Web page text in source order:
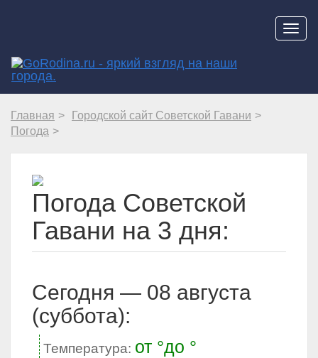
Главная
Городской сайт Советской Гавани
Погода
Погода Советской
Гавани на 3 дня:
Cегодня — 08 августа
(суббота):
Температура: от °до °